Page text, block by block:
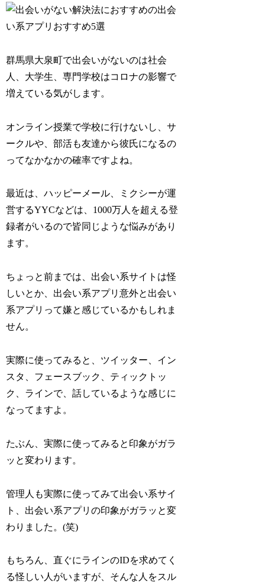
群馬県大泉町で出会いがないのは社会
人、大学生、専門学校はコロナの影響で
増えている気がします。
オンライン授業で学校に行けないし、サ
ークルや、部活も友達から彼氏になるの
ってなかなかの確率ですよね。
最近は、ハッピーメール、ミクシーが運
営するYYCなどは、1000万人を超える登
録者がいるので皆同じような悩みがあり
ます。
ちょっと前までは、出会い系サイトは怪
しいとか、出会い系アプリ意外と出会い
系アプリって嫌と感じているかもしれま
せん。
実際に使ってみると、ツイッター、イン
スタ、フェースブック、ティックトッ
ク、ラインで、話しているような感じに
なってますよ。
たぶん、実際に使ってみると印象がガラ
ッと変わります。
管理人も実際に使ってみて出会い系サイ
ト、出会い系アプリの印象がガラッと変
わりました。(笑)
もちろん、直ぐにラインのIDを求めてく
る怪しい人がいますが、そんな人をスル